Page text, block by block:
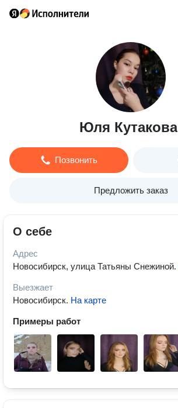
Юля Кутакова
Позвонить
Предложить заказ
О себе
Адрес
Новосибирск, улица Татьяны Снежиной.
Выезжает
Новосибирск. На карте
Примеры работ